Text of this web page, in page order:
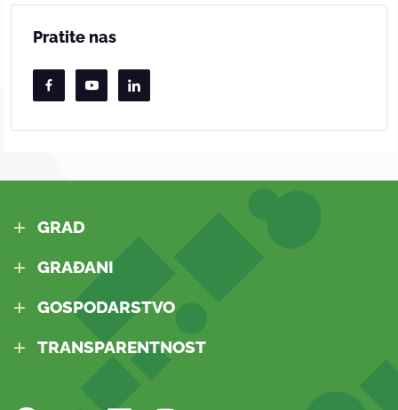
Pratite nas
GRAD
GRAĐANI
GOSPODARSTVO
TRANSPARENTNOST